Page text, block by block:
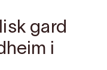
gard
i